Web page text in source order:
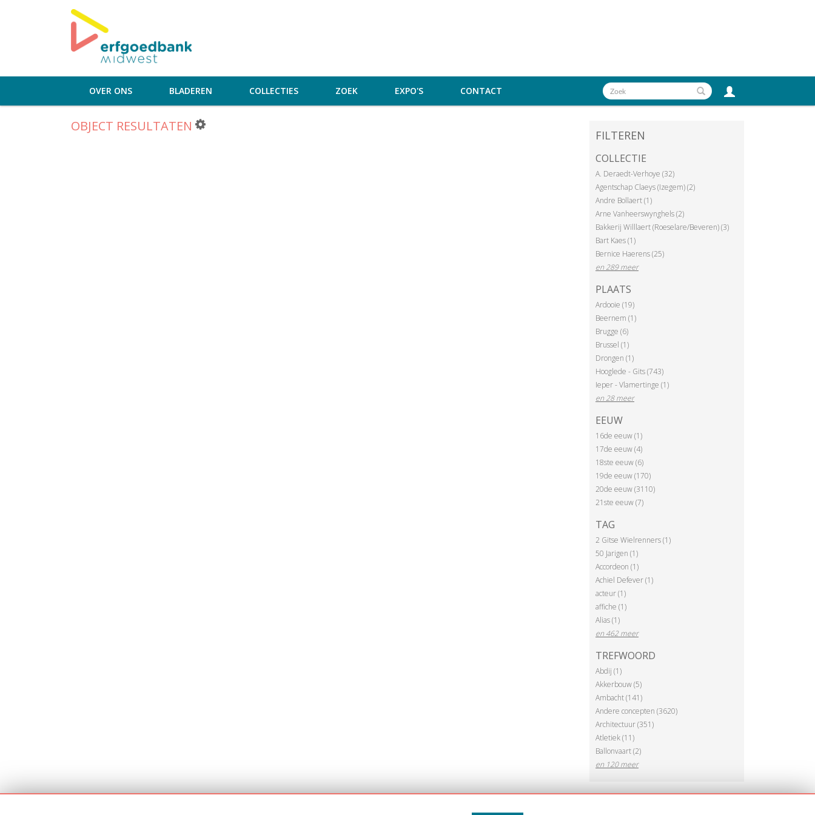
OVER ONS BLADEREN COLLECTIES ZOEK EXPO'S CONTACT
OBJECT RESULTATEN
FILTEREN
COLLECTIE
A. Deraedt-Verhoye (32)
Agentschap Claeys (Izegem) (2)
Andre Bollaert (1)
Arne Vanheerswynghels (2)
Bakkerij Willlaert (Roeselare/Beveren) (3)
Bart Kaes (1)
Bernice Haerens (25)
en 289 meer
PLAATS
Ardooie (19)
Beernem (1)
Brugge (6)
Brussel (1)
Drongen (1)
Hooglede - Gits (743)
Ieper - Vlamertinge (1)
en 28 meer
EEUW
16de eeuw (1)
17de eeuw (4)
18ste eeuw (6)
19de eeuw (170)
20de eeuw (3110)
21ste eeuw (7)
TAG
2 Gitse Wielrenners (1)
50 Jarigen (1)
Accordeon (1)
Achiel Defever (1)
acteur (1)
affiche (1)
Alias (1)
en 462 meer
TREFWOORD
Abdij (1)
Akkerbouw (5)
Ambacht (141)
Andere concepten (3620)
Architectuur (351)
Atletiek (11)
Ballonvaart (2)
en 120 meer